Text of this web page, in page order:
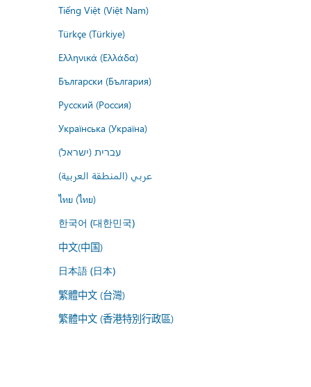
Tiếng Việt (Việt Nam)
Türkçe (Türkiye)
Ελληνικά (Ελλάδα)
Български (България)
Русский (Россия)
Українська (Україна)
עברית (ישראל)
عربي (المنطقة العربية)
ไทย (ไทย)
한국어 (대한민국)
中文(中国)
日本語 (日本)
繁體中文 (台灣)
繁體中文 (香港特別行政區)